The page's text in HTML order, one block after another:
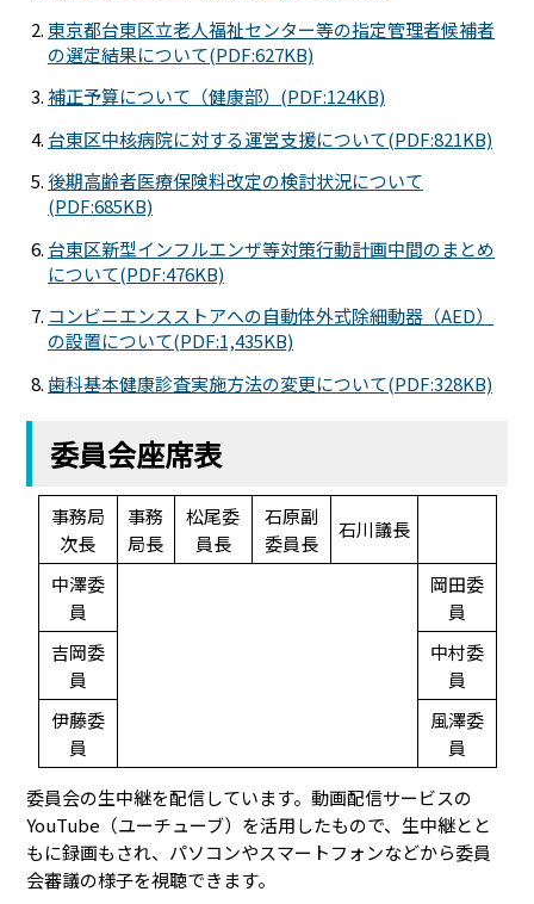
東京都台東区立老人福祉センター等の指定管理者候補者
の選定結果について(PDF:627KB)
補正予算について（健康部）(PDF:124KB)
台東区中核病院に対する運営支援について(PDF:821KB)
後期高齢者医療保険料改定の検討状況について
(PDF:685KB)
台東区新型インフルエンザ等対策行動計画中間のまとめ
について(PDF:476KB)
コンビニエンスストアへの自動体外式除細動器（AED）
の設置について(PDF:1,435KB)
歯科基本健康診査実施方法の変更について(PDF:328KB)
委員会座席表
事務局
次長
事務
局長
松尾委
員長
石原副
委員長
石川議長
中澤委
員
岡田委
員
吉岡委
員
中村委
員
伊藤委
員
風澤委
員
委員会の生中継を配信しています。動画配信サービスの
YouTube（ユーチューブ）を活用したもので、生中継とと
もに録画もされ、パソコンやスマートフォンなどから委員
会審議の様子を視聴できます。